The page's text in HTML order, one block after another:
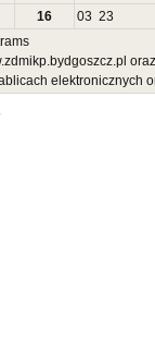
16 03 23
elektronicznych